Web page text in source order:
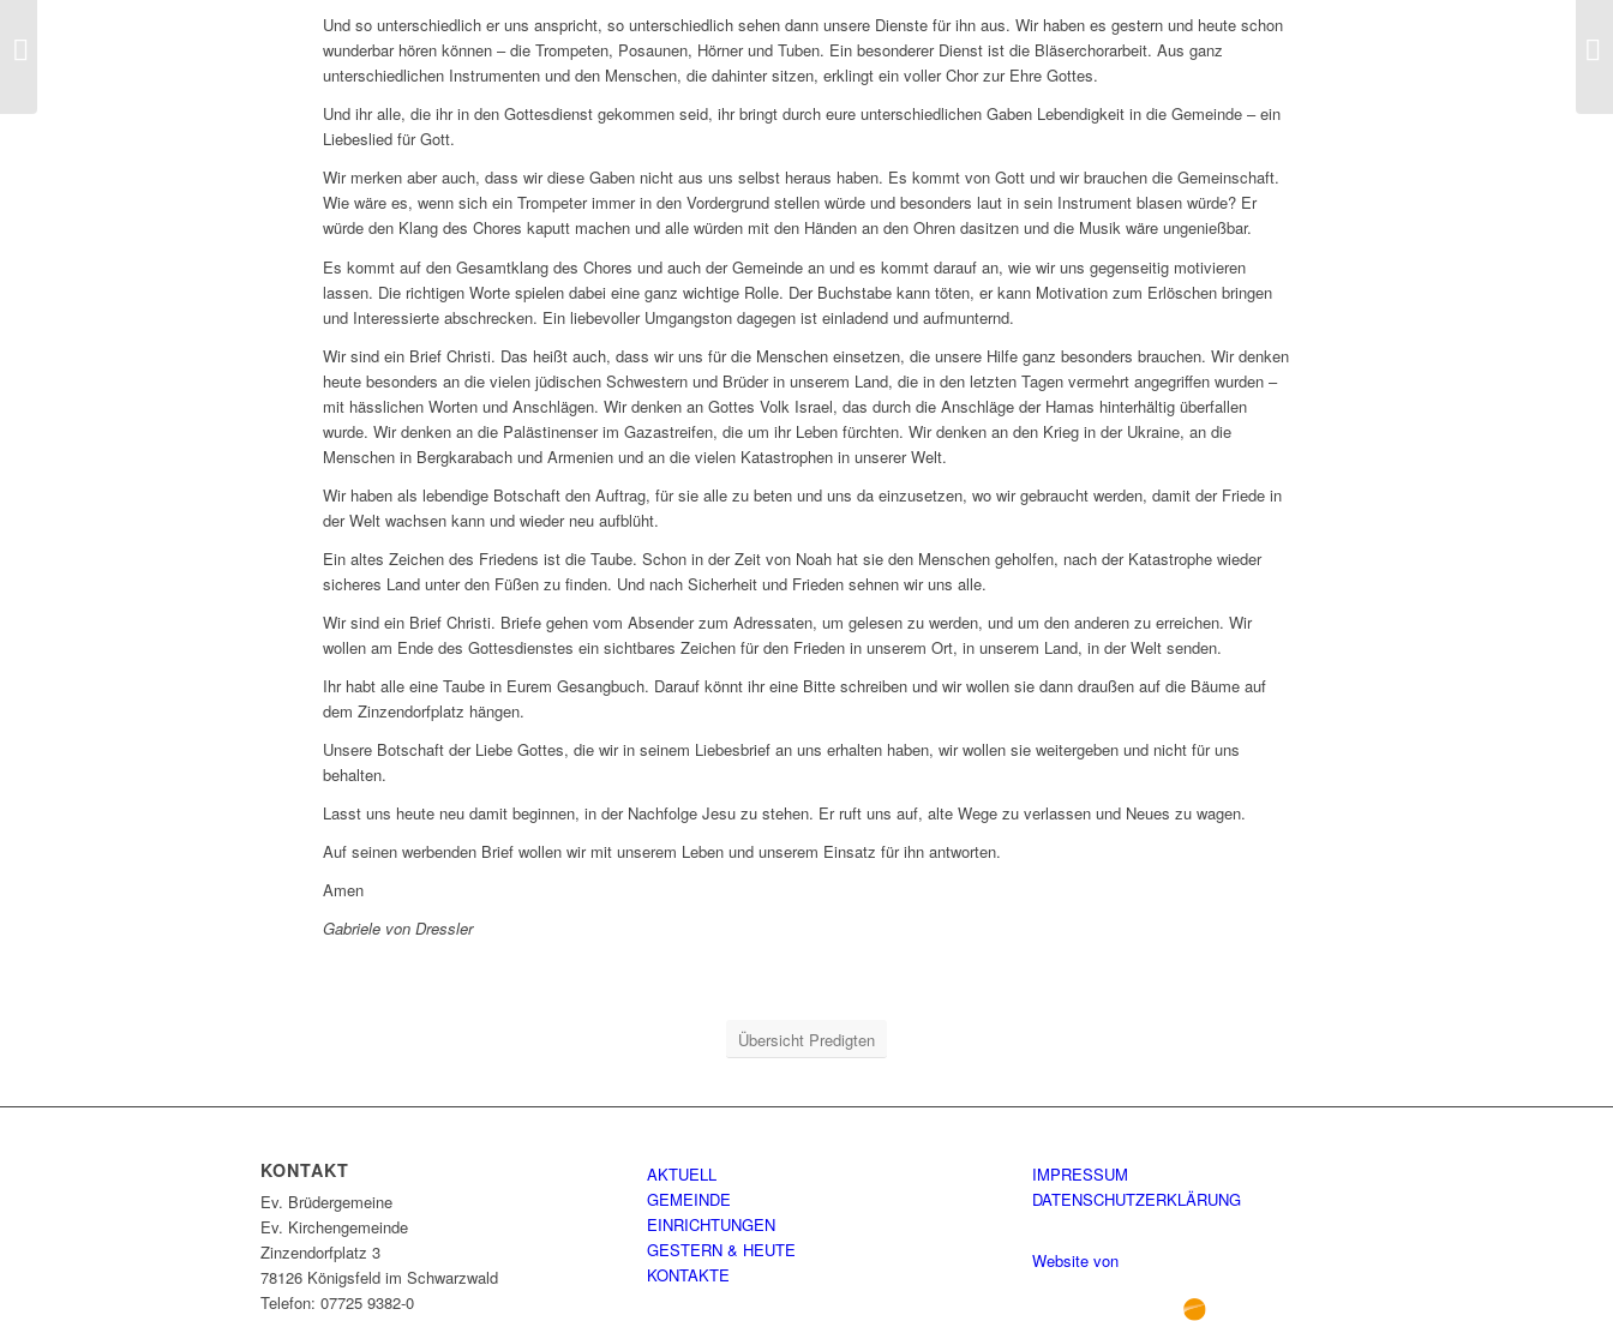
Und so unterschiedlich er uns anspricht, so unterschiedlich sehen dann unsere Dienste für ihn aus. Wir haben es gestern und heute schon
wunderbar hören können – die Trompeten, Posaunen, Hörner und Tuben. Ein besonderer Dienst ist die Bläserchorarbeit. Aus ganz
unterschiedlichen Instrumenten und den Menschen, die dahinter sitzen, erklingt ein voller Chor zur Ehre Gottes.
Und ihr alle, die ihr in den Gottesdienst gekommen seid, ihr bringt durch eure unterschiedlichen Gaben Lebendigkeit in die Gemeinde – ein
Liebeslied für Gott.
Wir merken aber auch, dass wir diese Gaben nicht aus uns selbst heraus haben. Es kommt von Gott und wir brauchen die Gemeinschaft.
Wie wäre es, wenn sich ein Trompeter immer in den Vordergrund stellen würde und besonders laut in sein Instrument blasen würde? Er
würde den Klang des Chores kaputt machen und alle würden mit den Händen an den Ohren dasitzen und die Musik wäre ungenießbar.
Es kommt auf den Gesamtklang des Chores und auch der Gemeinde an und es kommt darauf an, wie wir uns gegenseitig motivieren
lassen. Die richtigen Worte spielen dabei eine ganz wichtige Rolle. Der Buchstabe kann töten, er kann Motivation zum Erlöschen bringen
und Interessierte abschrecken. Ein liebevoller Umgangston dagegen ist einladend und aufmunternd.
Wir sind ein Brief Christi. Das heißt auch, dass wir uns für die Menschen einsetzen, die unsere Hilfe ganz besonders brauchen. Wir denken
heute besonders an die vielen jüdischen Schwestern und Brüder in unserem Land, die in den letzten Tagen vermehrt angegriffen wurden –
mit hässlichen Worten und Anschlägen. Wir denken an Gottes Volk Israel, das durch die Anschläge der Hamas hinterhältig überfallen
wurde. Wir denken an die Palästinenser im Gazastreifen, die um ihr Leben fürchten. Wir denken an den Krieg in der Ukraine, an die
Menschen in Bergkarabach und Armenien und an die vielen Katastrophen in unserer Welt.
Wir haben als lebendige Botschaft den Auftrag, für sie alle zu beten und uns da einzusetzen, wo wir gebraucht werden, damit der Friede in
der Welt wachsen kann und wieder neu aufblüht.
Ein altes Zeichen des Friedens ist die Taube. Schon in der Zeit von Noah hat sie den Menschen geholfen, nach der Katastrophe wieder
sicheres Land unter den Füßen zu finden. Und nach Sicherheit und Frieden sehnen wir uns alle.
Wir sind ein Brief Christi. Briefe gehen vom Absender zum Adressaten, um gelesen zu werden, und um den anderen zu erreichen. Wir
wollen am Ende des Gottesdienstes ein sichtbares Zeichen für den Frieden in unserem Ort, in unserem Land, in der Welt senden.
Ihr habt alle eine Taube in Eurem Gesangbuch. Darauf könnt ihr eine Bitte schreiben und wir wollen sie dann draußen auf die Bäume auf
dem Zinzendorfplatz hängen.
Unsere Botschaft der Liebe Gottes, die wir in seinem Liebesbrief an uns erhalten haben, wir wollen sie weitergeben und nicht für uns
behalten.
Lasst uns heute neu damit beginnen, in der Nachfolge Jesu zu stehen. Er ruft uns auf, alte Wege zu verlassen und Neues zu wagen.
Auf seinen werbenden Brief wollen wir mit unserem Leben und unserem Einsatz für ihn antworten.
Amen
Gabriele von Dressler
Übersicht Predigten
KONTAKT
Ev. Brüdergemeine
Ev. Kirchengemeinde
Zinzendorfplatz 3
78126 Königsfeld im Schwarzwald
Telefon: 07725 9382-0
AKTUELL
GEMEINDE
EINRICHTUNGEN
GESTERN & HEUTE
KONTAKTE
IMPRESSUM
DATENSCHUTZERKLÄRUNG
Website von